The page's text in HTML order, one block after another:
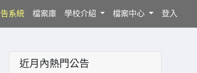
系統 檔案庫 學校介紹 檔案中心 登入
近月內熱門公告